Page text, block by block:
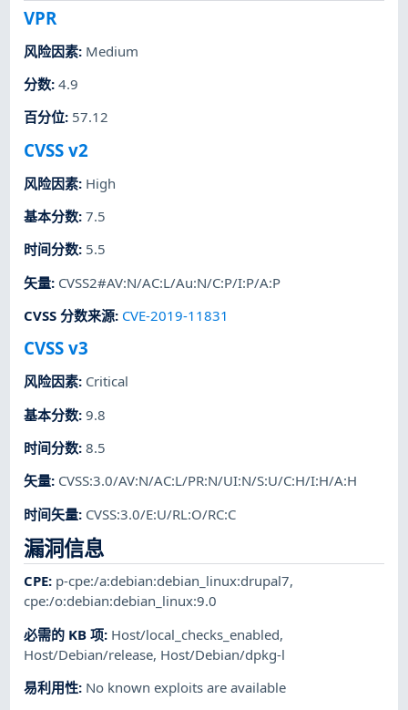
VPR
风险因素: Medium
分数:4.9
百分位: 57.12
CVSS v2
风险因素: High
基本分数:7.5
时间分数: 5.5
矢量: CVSS2#AV:N/AC:L/Au:N/C:P/I:P/A:P
CVSS 分数来源: CVE-2019-11831
CVSS v3
风险因素: Critical
基本分数:9.8
时间分数:8.5
矢量: CVSS:3.0/AV:N/AC:L/PR:N/UI:N/S:U/C:H/I:H/A:H
时间矢量: CVSS:3.0/E:U/RL:O/RC:C
漏洞信息
CPE: p-cpe:/a:debian:debian_linux:drupal7,
cpe:/o:debian:debian_linux:9.0
必需的 KB 项: Host/local_checks_enabled,
Host/Debian/release, Host/Debian/dpkg-l
易利用性: No known exploits are available